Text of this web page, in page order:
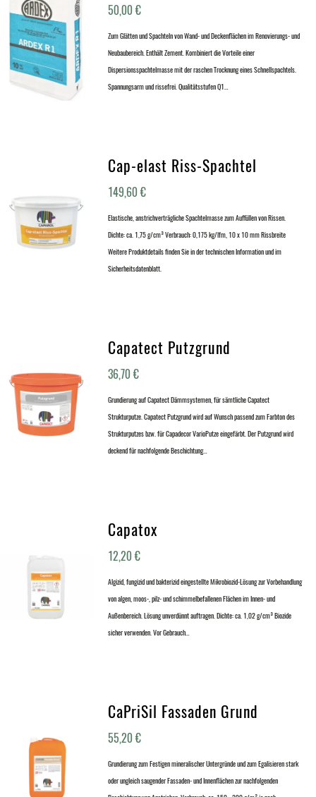
50,00€
Zum Glätten und Spachteln von Wand- und Deckenflächen im Renovierungs- und
Neubaubereich. Enthält Zement. Kombiniert die Vorteile einer
Dispersionsspachtelmasse mit der raschen Trocknung eines Schnellspachtels.
Spannungsarm und rissefrei. Qualitätsstufen Q1…
Cap-elast Riss-Spachtel
149,60€
Elastische, anstrichverträgliche Spachtelmasse zum Auffüllen von Rissen.
Dichte: ca. 1,75 g/cm³ Verbrauch: 0,175 kg/lfm, 10 x 10 mm Rissbreite
Weitere Produktdetails finden Sie in der technischen Information und im
Sicherheitsdatenblatt.
Capatect Putzgrund
36,70€
Grundierung auf Capatect Dämmsystemen, für sämtliche Capatect
Strukturputze. Capatect Putzgrund wird auf Wunsch passend zum Farbton des
Strukturputzes bzw. für Capadecor VarioPutze eingefärbt. Der Putzgrund wird
deckend für nachfolgende Beschichtung…
Capatox
12,20€
Algizid, fungizid und bakterizid eingestellte Mikrobiozid-Lösung zur Vorbehandlung
von algen, moos-, pilz- und schimmelbefallenen Flächen im Innen- und
Außenbereich. Lösung unverdünnt auftragen. Dichte: ca. 1,02 g/cm³ Biozide
sicher verwenden. Vor Gebrauch…
CaPriSil Fassaden Grund
55,20€
Grundierung zum Festigen mineralischer Untergründe und zum Egalisieren stark
oder ungleich saugender Fassaden- und Innenflächen zur nachfolgenden